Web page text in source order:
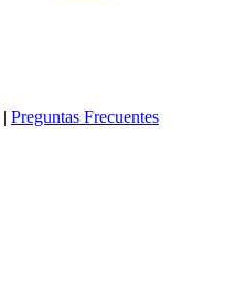
| Preguntas Frecuentes